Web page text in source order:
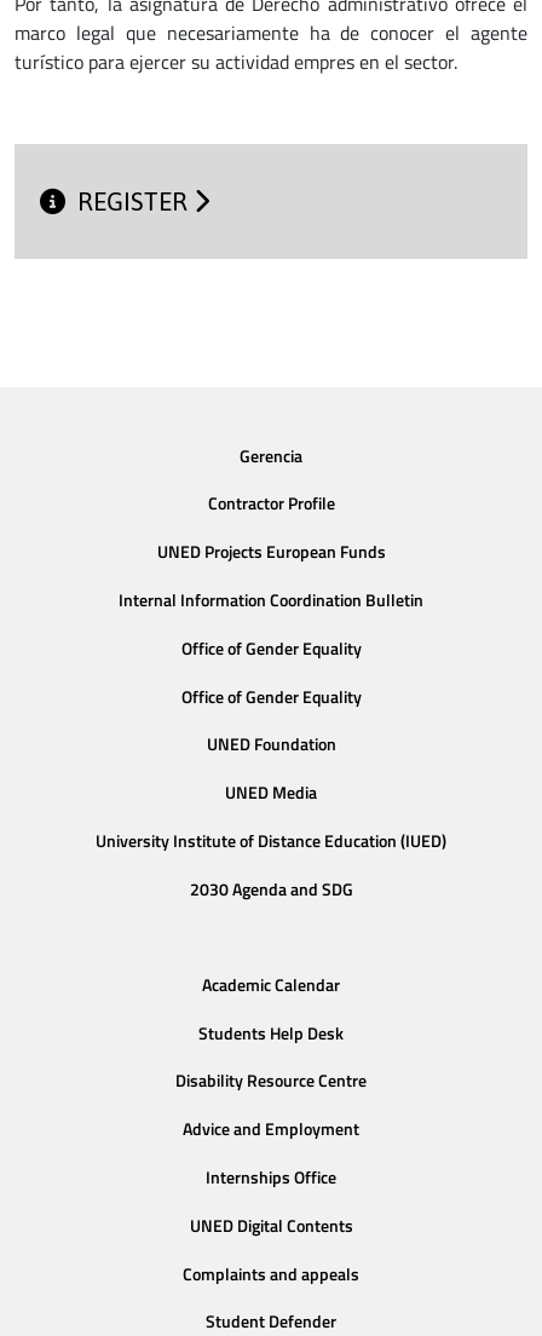
marco legal que necesariamente ha de conocer el agente
turístico para ejercer su actividad empres en el sector.
REGISTER
Gerencia
Contractor Profile
UNED Projects European Funds
Internal Information Coordination Bulletin
Office of Gender Equality
Office of Gender Equality
UNED Foundation
UNED Media
University Institute of Distance Education (IUED)
2030 Agenda and SDG
Academic Calendar
Students Help Desk
Disability Resource Centre
Advice and Employment
Internships Office
UNED Digital Contents
Complaints and appeals
Student Defender